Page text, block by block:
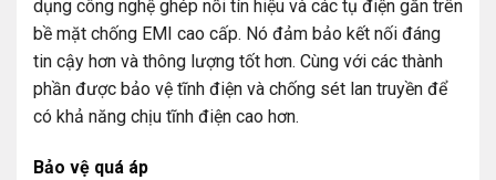
dụng công nghệ ghép nối tín hiệu và các tụ điện gắn trên
bề mặt chống EMI cao cấp. Nó đảm bảo kết nối đáng
tin cậy hơn và thông lượng tốt hơn. Cùng với các thành
phần được bảo vệ tĩnh điện và chống sét lan truyền để
có khả năng chịu tĩnh điện cao hơn.
Bảo vệ quá áp